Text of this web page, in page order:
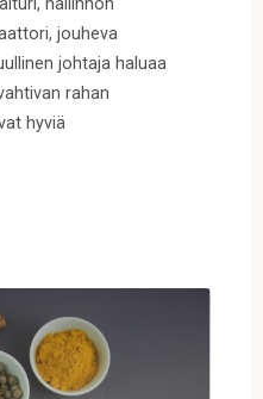
jouheva
johtaja haluaa
rahan
hyviä